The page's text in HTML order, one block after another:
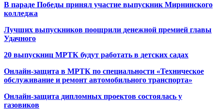
В параде Победы принял участие выпускник Мирнинского
колледжа
Лучших выпускников поощрили денежной премией главы
Удачного
20 выпускниц МРТК будут работать в детских садах
Онлайн-защита в МРТК по специальности «Техническое
обслуживание и ремонт автомобильного транспорта»
Онлайн-защита дипломных проектов состоялась у
газовиков